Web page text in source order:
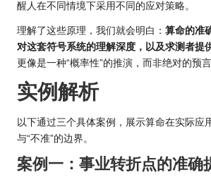
醒人在不同情境下采用不同的应对策略。
理解了这些原理，我们就会明白： 算命的准
对这套符号系统的理解深度，以及求测者提
更像是一种“概率性”的推演，而非绝对的预言
实例解析
以下通过三个具体案例，展示算命在实际应
与“不准”的边界。
案例一：事业转折点的准确